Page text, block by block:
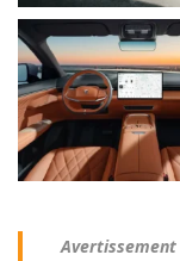
Avertissement